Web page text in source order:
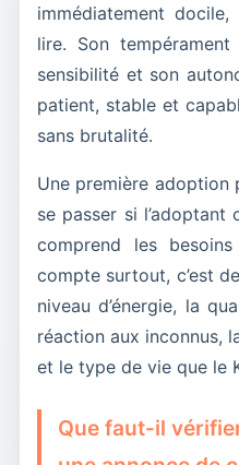
immédiatement
lire. Son
sensibilité et son
patient, stable et
sans brutalité.
Une première
se passer si
comprend les
compte surtout, c’est
niveau d’énergie, la
réaction aux inconnus,
et le type de vie que le
Que faut-il